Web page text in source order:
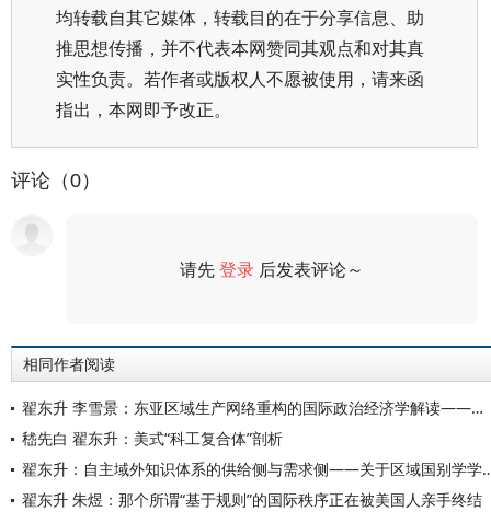
均转载自其它媒体，转载目的在于分享信息、助
推思想传播，并不代表本网赞同其观点和对其真
实性负责。若作者或版权人不愿被使用，请来函
指出，本网即予改正。
评论（0）
请先登录 后发表评论～
相同作者阅读
翟东升 李雪景：东亚区域生产网络重构的国际政治经济学解读——以韩国产业布局调整为例
嵇先白 翟东升：美式“科工复合体”剖析
翟东升：自主域外知识体系的供给
翟东升 朱煜：那个所谓“基于规则”的国际秩序正在被美国人亲手终结